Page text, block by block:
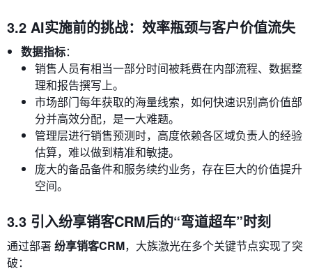
3.2 AI实施前的挑战：效率瓶颈与客户价值流失
数据指标：
销售人员有相当一部分时间被耗费在内部流程、数据整
理和报告撰写上。
市场部门每年获取的海量线索，如何快速识别高价值部
分并高效分配，是一大难题。
管理层进行销售预测时，高度依赖各区域负责人的经验
估算，难以做到精准和敏捷。
庞大的备品备件和服务续约业务，存在巨大的价值提升
空间。
3.3 引入纷享销客CRM后的“弯道超车”时刻
通过部署纷享销客CRM，大族激光在多个关键节点实现了突
破：